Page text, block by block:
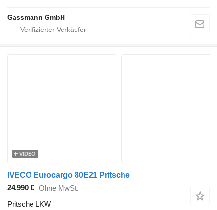
Gassmann GmbH
VIDEO
IVECO Eurocargo 80E21 Pritsche
24.990 € Ohne MwSt.
Pritsche LKW